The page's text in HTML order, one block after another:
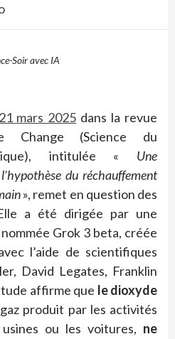
Soir avec IA
mars 2025 dans la revue
Change (Science du
intitulée « Une
du réchauffement
», remet en question des
a été dirigée par une
Grok 3 beta, créée
l’aide de scientifiques
David Legates, Franklin
affirme que le dioxyde
produit par les activités
ou les voitures, ne